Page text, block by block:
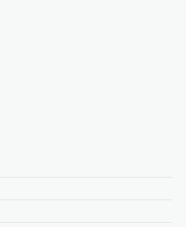
ഇന്ധനം
കേന്ദ്ര പെട്രോളിയം,
വാതക മന്ത്രാലയം വ്യക്തമാക്കി.
ഓയിൽ മാർക്കറ്റിങ്
(ഒഎംസികൾ) വിതരണം…